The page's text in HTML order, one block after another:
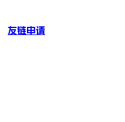
友链申请